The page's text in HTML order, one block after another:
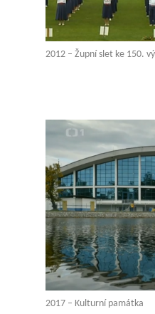
2012 – Župní slet ke 150.
2017 – Kulturní památka